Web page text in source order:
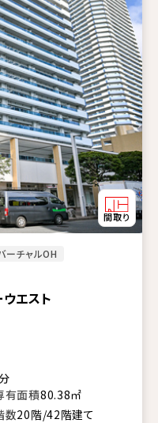
ーチャルOH
エスト
有面積80.38㎡
数20階/42階建て